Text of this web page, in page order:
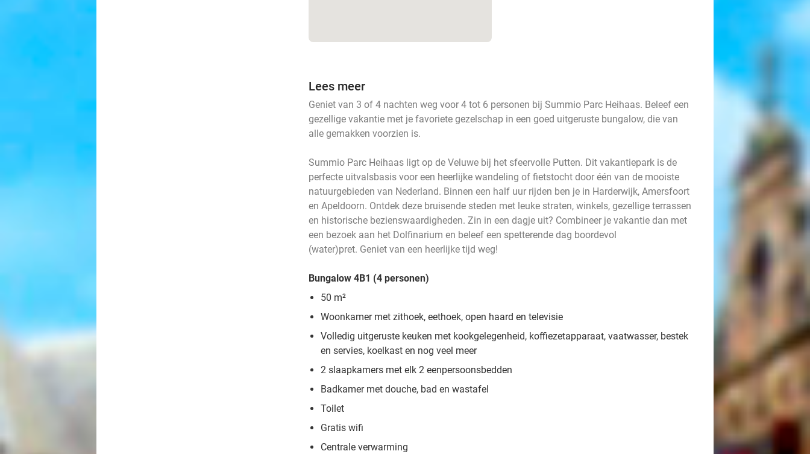
Lees meer
Geniet van 3 of 4 nachten weg voor 4 tot 6 personen bij Summio Parc Heihaas. Beleef een
gezellige vakantie met je favoriete gezelschap in een goed uitgeruste bungalow, die van
alle gemakken voorzien is.
Summio Parc Heihaas ligt op de Veluwe bij het sfeervolle Putten. Dit vakantiepark is de
perfecte uitvalsbasis voor een heerlijke wandeling of fietstocht door één van de mooiste
natuurgebieden van Nederland. Binnen een half uur rijden ben je in Harderwijk, Amersfoort
en Apeldoorn. Ontdek deze bruisende steden met leuke straten, winkels, gezellige terrassen
en historische bezienswaardigheden. Zin in een dagje uit? Combineer je vakantie dan met
een bezoek aan het Dolfinarium en beleef een spetterende dag boordevol
(water)pret. Geniet van een heerlijke tijd weg!
Bungalow 4B1 (4 personen)
50 m²
Woonkamer met zithoek, eethoek, open haard en televisie
Volledig uitgeruste keuken met kookgelegenheid, koffiezetapparaat, vaatwasser, bestek
en servies, koelkast en nog veel meer
2 slaapkamers met elk 2 eenpersoonsbedden
Badkamer met douche, bad en wastafel
Toilet
Gratis wifi
Centrale verwarming